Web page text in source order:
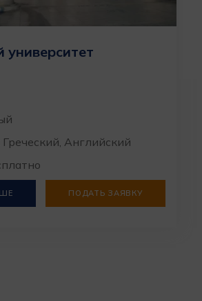
университет
Английский
ПОДАТЬ ЗАЯВКУ